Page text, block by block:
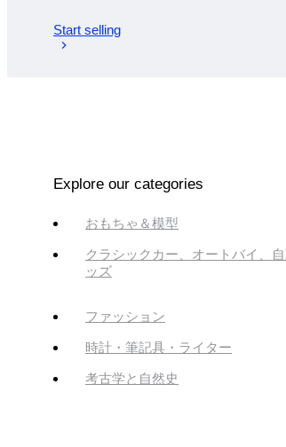
Start selling
Explore our categories
おもちゃ＆模型
クラシックカー、オートバイ、
ッズ
ファッション
時計・筆記具・ライター
考古学と自然史